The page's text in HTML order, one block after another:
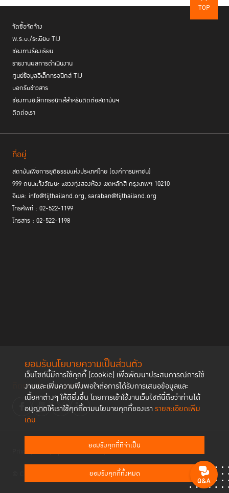
ยอมรับนโยบายความเป็นส่วนตัว
เว็บไซต์นี้มีการใช้คุกกี้ (cookie) เพื่อพัฒนาประสบการณ์การใช้
งานและเพิ่มความพึงพอใจต่อการได้รับการเสนอข้อมูลและ
เนื้อหาต่างๆ ให้ดียิ่งขึ้น โดยการเข้าใช้งานเว็บไซต์นี้ถือว่าท่านได้
อนุญาตให้เราใช้คุกกี้ตามนโยบายคุกกี้ของเรา รายละเอียดเพิ่ม
เติม
ยอมรับคุกกี้ที่จำเป็น
ยอมรับคุกกี้ทั้งหมด
TOP
จัดซื้อจัดจ้าง
พ.ร.บ./ระเบียบ TIJ
ช่องทางร้องเรียน
รายงานผลการดำเนินงาน
ศูนย์ข้อมูลอิเล็กทรอนิกส์ TIJ
บอกรับข่าวสาร
ช่องทางอิเล็กทรอนิกส์สำหรับติดต่อสถาบันฯ
ติดต่อเรา
ที่อยู่
สถาบันเพื่อการยุติธรรมแห่งประเทศไทย (องค์การมหาชน)
999 ถนนแจ้งวัฒนะ แขวงทุ่งสองห้อง เขตหลักสี่ กรุงเทพฯ 10210
อีเมล: info@tijthailand.org, saraban@tijthailand.org
โทรศัพท์ : 02-522-1199
โทรสาร : 02-522-1198
ติดตามช่องทาง social
© Copyright 2023 Thailand Institute of Justice All Rights Reserved
Privacy Policy Cookies Policy